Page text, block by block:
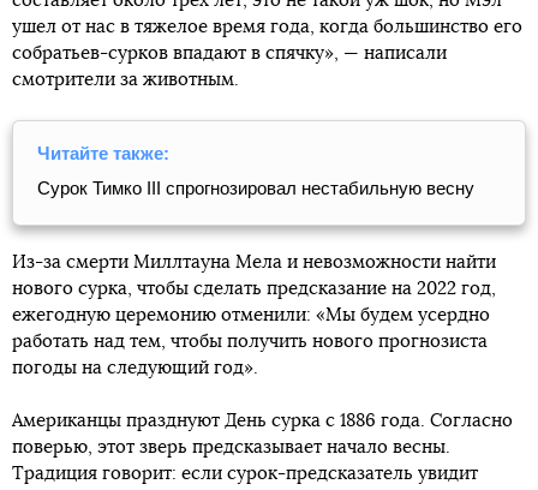
ушел от нас в тяжелое время года, когда большинство его
собратьев-сурков впадают в спячку», — написали
смотрители за животным.
Читайте также:
Сурок Тимко III спрогнозировал нестабильную весну
Из-за смерти Миллтауна Мела и невозможности найти
нового сурка, чтобы сделать предсказание на 2022 год,
ежегодную церемонию отменили: «Мы будем усердно
работать над тем, чтобы получить нового прогнозиста
погоды на следующий год».
Американцы празднуют День сурка с 1886 года. Согласно
поверью, этот зверь предсказывает начало весны.
Традиция говорит: если сурок-предсказатель увидит